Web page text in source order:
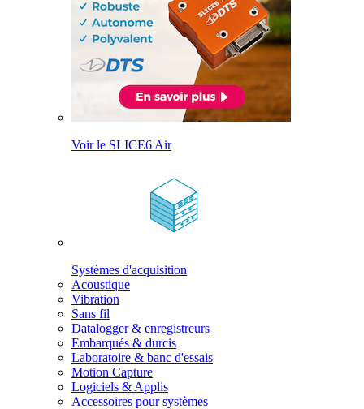
Voir le SLICE6 Air
Systèmes d'acquisition
Acoustique
Vibration
Sans fil
Datalogger & enregistreurs
Embarqués & durcis
Laboratoire & banc d'essais
Motion Capture
Logiciels & Applis
Accessoires pour systèmes